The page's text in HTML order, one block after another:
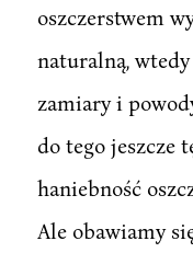
oszczerstwem
naturalną,
zamiary i
do tego jeszcze
haniebność
Ale obawiamy